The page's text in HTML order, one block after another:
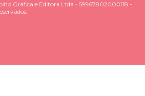
Gráfica e Editora Ltda - 59967802000118 -